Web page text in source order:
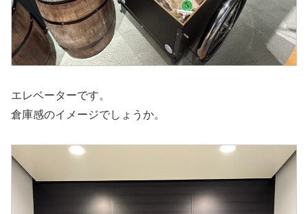
エレベーターです。
倉庫感のイメージでしょうか。